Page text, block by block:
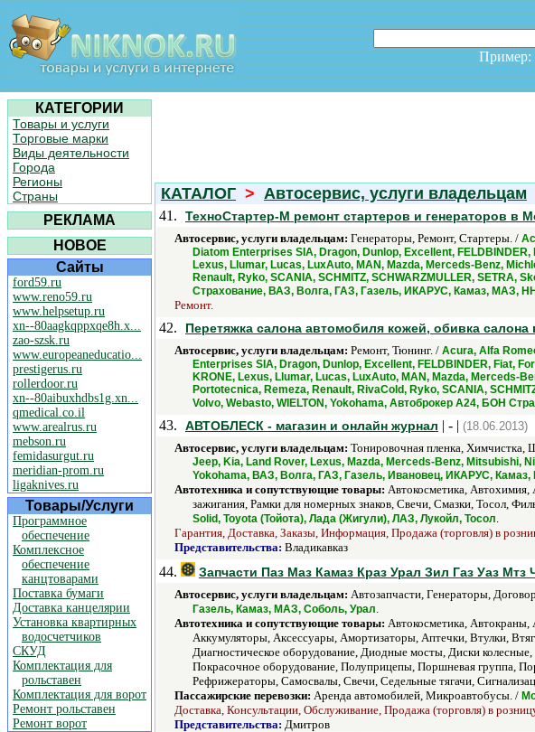
КАТЕГОРИИ
Товары и услуги
Торговые марки
Виды деятельности
Города
Регионы
Страны
РЕКЛАМА
НОВОЕ
Сайты
ford59.ru
www.reno59.ru
www.helpsetup.ru
xn--80aagkqppxqe8h.x...
zao-szsk.ru
www.europeaneducatio...
prestigerus.ru
rollerdoor.ru
xn--80aibuxhdbs1g.xn...
qmedical.co.il
www.arealrus.ru
mebson.ru
femidasurgut.ru
meridian-prom.ru
ligaknives.ru
Товары/Услуги
Программное
обеспечение
Комплексное
обеспечение
канцтоварами
Поставка бумаги
Доставка канцелярии
Установка квартирных
водосчетчиков
СКУД
Комплектация для
рольставен
Комплектация для ворот
Ремонт рольставен
Ремонт ворот
КАТАЛОГ > Автосервис, услуги владельцам
41.
ТехноСтартер-М ремонт стартеров и генераторов в
Автосервис, услуги владельцам: Генераторы, Ремонт, Стартеры. /
Diatom Enterprises SIA, Dragon, Dunlop, Excellent,
Lexus, Llumar, Lucas, LuxAuto, MAN, Mazda, Merceds-Benz,
Renault, Ryko, SCANIA, SCHMITZ, SCHWARZMULLER, SETRA,
Страхование, ВАЗ, Волга, ГАЗ, Газель, ИКАРУС, Камаз, МАЗ,
Ремонт.
42. Перетяжка салона автомобиля кожей, обивка
Автосервис, услуги владельцам: Ремонт, Тюнинг. / Acura, Alfa
Enterprises SIA, Dragon, Dunlop, Excellent, FELDBINDER, Fiat,
KRONE, Lexus, Llumar, Lucas, LuxAuto, MAN, Mazda, Merceds-
Portotecnica, Remeza, Renault, RivaCold, Ryko, SCANIA,
Volvo, Webasto, WIELTON, Yokohama, Автоброкер А24, БОН
43. АВТОБЛЕСК - магазин и онлайн журнал | - | (18.06.2013)
Автосервис, услуги владельцам: Тонировочная пленка, Химчистка,
Jeep, Kia, Land Rover, Lexus, Mazda, Merceds-Benz, Mitsubishi,
Yokohama, ВАЗ, Волга, ГАЗ, Газель, Ивановец, ИКАРУС,
Автотехника и сопутствующие товары: Автокосметика,
зажигания, Рамки для номерных знаков, Свечи, Смазки, Тосол,
Solid, Toyota (Тойота), Лада (Жигули), ЛАЗ, Лукойл, Тосол.
Гарантия, Доставка, Заказы, Информация, Продажа (торговля) в
Представительства: Владикавказ
44. Запчасти Паз Маз Камаз Краз Урал Зил Газ Уаз Мтз
Автосервис, услуги владельцам: Автозапчасти, Генераторы,
Газель, Камаз, МАЗ, Соболь, Урал.
Автотехника и сопутствующие товары: Автокосметика,
Аккумуляторы, Аксессуары, Амортизаторы, Аптечки, Втулки,
Диагностическое оборудование, Диодные мосты, Диски
Покрасочное оборудование, Полуприцепы, Поршневая группа,
Рефрижераторы, Самосвалы, Свечи, Седельные тягачи,
Пассажирские перевозки: Аренда автомобилей, Микроавтобусы. /
Доставка, Консультации, Обслуживание, Продажа (торговля) в
Представительства: Дмитров